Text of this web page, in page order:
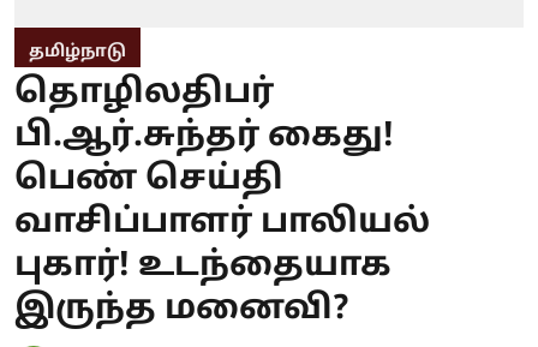
தமிழ்நாடு
தொழிலதிபர்
பி.ஆர்.சுந்தர் கைது!
பெண் செய்தி
வாசிப்பாளர் பாலியல்
புகார்! உடந்தையாக
இருந்த மனைவி?